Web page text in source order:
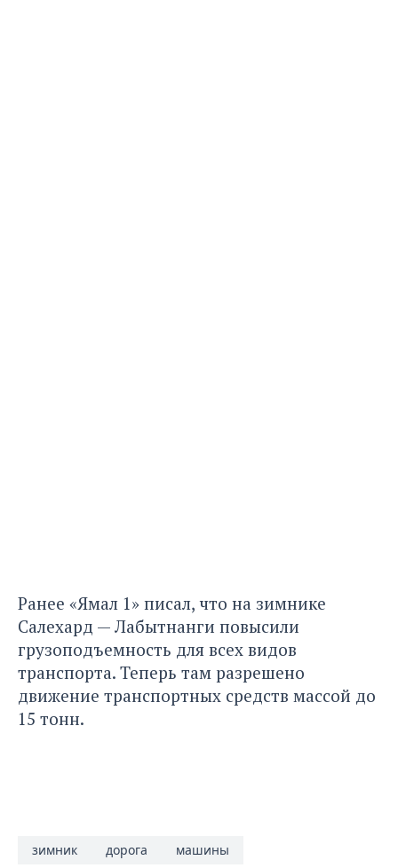
Ранее «Ямал 1» писал, что на зимнике
Салехард — Лабытнанги повысили
грузоподъемность для всех видов
транспорта. Теперь там разрешено
движение транспортных средств массой до
15 тонн.
зимник дорога машины